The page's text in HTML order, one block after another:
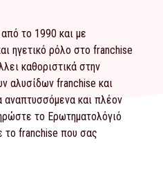
το 1990 και με
ηγετικό ρόλο στο franchise
καθοριστικά στην
αλυσίδων franchise και
αναπτυσσόμενα και πλέον
το Ερωτηματολόγιό
το franchise που σας